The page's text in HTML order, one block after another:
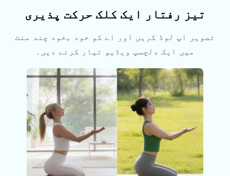
تیز رفتار ایک کلک حرکت پذیری
تصویر اپ لوڈ کریں اور اے کو خود بخود چند منٹ
میں ایک دلچسپ ویڈیو تیار کرنے دیں۔